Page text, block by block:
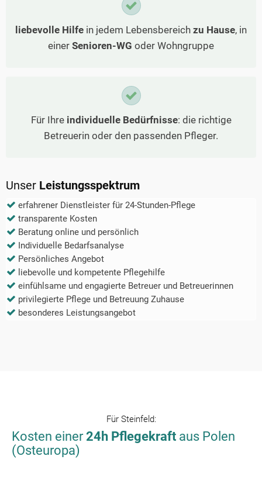
liebevolle Hilfe in jedem Lebensbereich zu Hause, in
einer Senioren-WG oder Wohngruppe
Für Ihre individuelle Bedürfnisse: die richtige
Betreuerin oder den passenden Pfleger.
Unser Leistungsspektrum
erfahrener Dienstleister für 24-Stunden-Pflege
transparente Kosten
Beratung online und persönlich
Individuelle Bedarfsanalyse
Persönliches Angebot
liebevolle und kompetente Pflegehilfe
einfühlsame und engagierte Betreuer und Betreuerinnen
privilegierte Pflege und Betreuung Zuhause
besonderes Leistungsangebot
Für Steinfeld:
Kosten einer24h Pflegekraft aus Polen
(Osteuropa)